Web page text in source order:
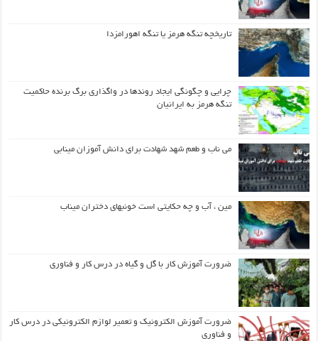
تاریخچه تنگه هرمز یا تنگه اهورامزدا
چرایی و چگونگی ایجاد روندها در واگذاری برگ برنده حاکمیت
تنگه هرمز به ایرانیان
می ناب و طعم شهد شهادت برای دانش آموزان مینابی
مین ، آب و چه حکایتی است خونبهای دختران میناب
ضرورت آموزش کار با گل و گیاه در درس کار و فناوری
ضرورت آموزش الکترونیک و تعمیر لوازم الکترونیکی در درس کار
و فناوری